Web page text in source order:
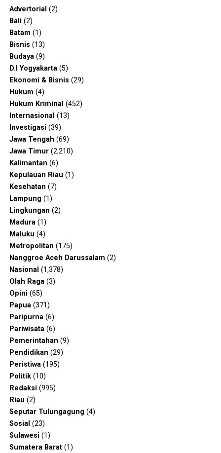
Advertorial (2)
Bali (2)
Batam (1)
Bisnis (13)
Budaya(9)
D.I Yogyakarta(5)
Ekonomi & Bisnis (29)
Hukum (4)
Hukum Kriminal (452)
Internasional (13)
Investigasi (39)
Jawa Tengah (69)
Jawa Timur(2,210)
Kalimantan (6)
Kepulauan Riau (1)
Kesehatan (7)
Lampung (1)
Lingkungan (2)
Madura(1)
Maluku (4)
Metropolitan (175)
Nanggroe Aceh Darussalam (2)
Nasional (1,378)
Olah Raga(3)
Opini (65)
Papua(371)
Paripurna(6)
Pariwisata(6)
Pemerintahan (9)
Pendidikan (29)
Peristiwa(195)
Politik(10)
Redaksi (995)
Riau (2)
Seputar Tulungagung (4)
Sosial (23)
Sulawesi (1)
Sumatera Barat(1)